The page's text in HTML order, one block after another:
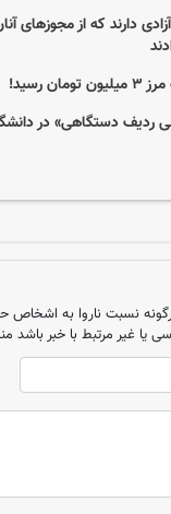
آزادی دارند که از
رسید!
ردیف دستگاهی» در
نسبت ناروا به
یا غیر مرتبط با خبر باشد